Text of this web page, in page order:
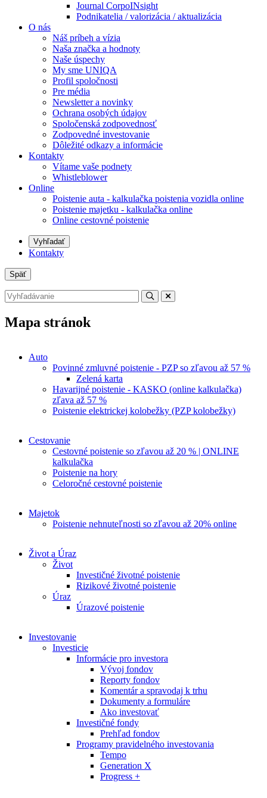
Journal CorpoINsight
Podnikatelia / valorizácia / aktualizácia
O nás
Náš príbeh a vízia
Naša značka a hodnoty
Naše úspechy
My sme UNIQA
Profil spoločnosti
Pre média
Newsletter a novinky
Ochrana osobých údajov
Spoločenská zodpovednosť
Zodpovedné investovanie
Dôležité odkazy a informácie
Kontakty
Vítame vaše podnety
Whistleblower
Online
Poistenie auta - kalkulačka poistenia vozidla online
Poistenie majetku - kalkulačka online
Online cestovné poistenie
Vyhľadať
Kontakty
Späť
Mapa stránok
Auto
Povinné zmluvné poistenie - PZP so zľavou až 57 %
Zelená karta
Havarijné poistenie - KASKO (online kalkulačka)
zľava až 57 %
Poistenie elektrickej kolobežky (PZP kolobežky)
Cestovanie
Cestovné poistenie so zľavou až 20 % | ONLINE
kalkulačka
Poistenie na hory
Celoročné cestovné poistenie
Majetok
Poistenie nehnuteľnosti so zľavou až 20% online
Život a Úraz
Život
Investičné životné poistenie
Rizikové životné poistenie
Úraz
Úrazové poistenie
Investovanie
Investicie
Informácie pro investora
Vývoj fondov
Reporty fondov
Komentár a spravodaj k trhu
Dokumenty a formuláre
Ako investovať
Investičné fondy
Prehľad fondov
Programy pravidelného investovania
Tempo
Generation X
Progress +